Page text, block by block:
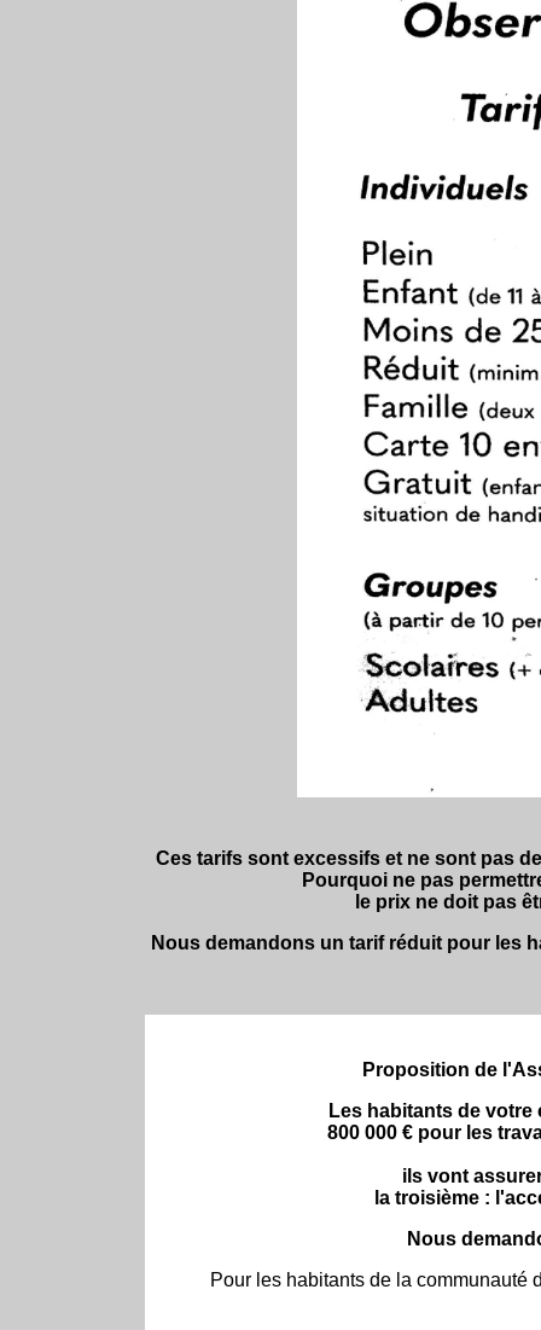
Ces tarifs sont excessifs et ne sont pas
Pourquoi ne pas
le prix ne doit pas
Nous demandons un tarif réduit pour les
Proposition de l'
Les habitants de
800 000 € pour les
ils vont
la troisième :
Nous
Pour les habitants de la communauté